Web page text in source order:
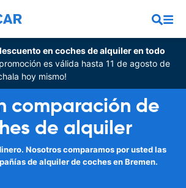
en coches de alquiler en todo
es válida hasta 11 de agosto de
hoy mismo!
comparación de
de alquiler
Nosotros comparamos por usted las
de alquiler de coches en Bremen.